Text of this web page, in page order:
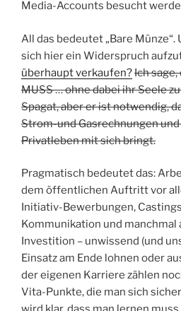
Media-Accounts besucht
All das bedeutet „Bare
sich hier ein Widerspruch
überhaupt verkaufen?Ich
MUSS … ohne dabei ihr Seele
Spagat, aber er ist notwendig,
Strom-und Gasrechnungen
Privatleben mit sich bringt.
Pragmatisch bedeutet das:
dem öffentlichen Auftritt vor
Initiativ-Bewerbungen,
Kommunikation und manchmal
Investition – unwissend (und
Einsatz am Ende lohnen oder
der eigenen Karriere zählen
Vita-Punkte, die man sich